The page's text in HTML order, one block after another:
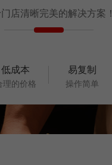
店清晰完美的解决方案！
低成本
理的价格
易复制
操作简单